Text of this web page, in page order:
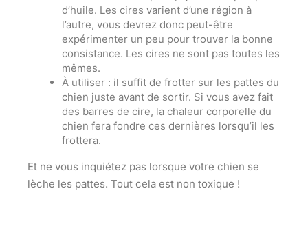
d’huile. Les cires varient d’une région à
l’autre, vous devrez donc peut-être
expérimenter un peu pour trouver la bonne
consistance. Les cires ne sont pas toutes les
mêmes.
À utiliser : il suffit de frotter sur les pattes du
chien juste avant de sortir. Si vous avez fait
des barres de cire, la chaleur corporelle du
chien fera fondre ces dernières lorsqu’il les
frottera.
Et ne vous inquiétez pas lorsque votre chien se
lèche les pattes. Tout cela est non toxique !